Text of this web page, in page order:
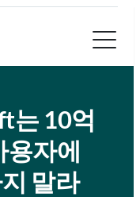
는 10억
용자에
말라